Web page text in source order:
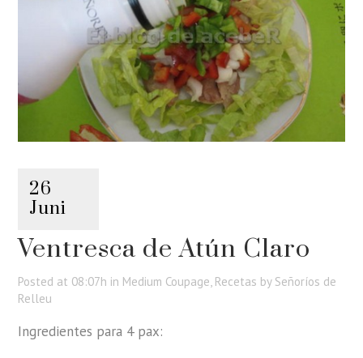
26
Juni
Ventresca de Atún Claro
Posted at 08:07h in Medium Coupage Recetas by Señoríos de
Relleu
Ingredientes para 4 pax: